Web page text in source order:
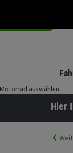
Motorrad auswählen
Hier